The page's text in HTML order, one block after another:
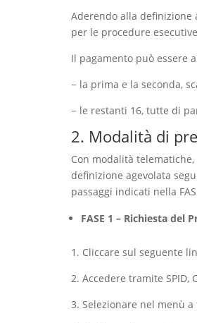
Aderendo alla definizione
per le procedure
Il pagamento può essere
− la prima e la seconda,
− le restanti 16, tutte di
2. Modalità di
Con modalità
definizione agevolata
passaggi indicati nella
FASE 1 – Richiesta del
1. Cliccare sul seguente
2. Accedere tramite SPID,
3. Selezionare nel menù